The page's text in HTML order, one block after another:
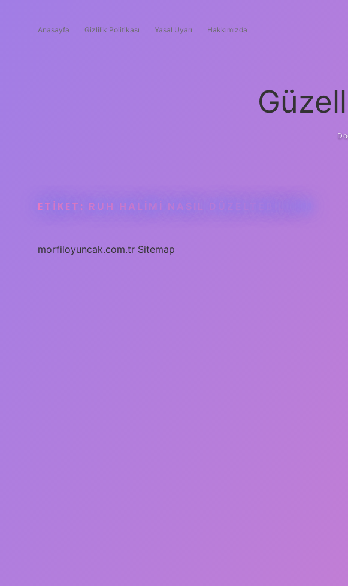
Anasayfa Gizlilik Politikası Yasal Uyarı Hakkımızda
ETIKET: RUH HALIMI NASIL DÜZELTEBILIRIM
morfiloyuncak.com.tr Sitemap